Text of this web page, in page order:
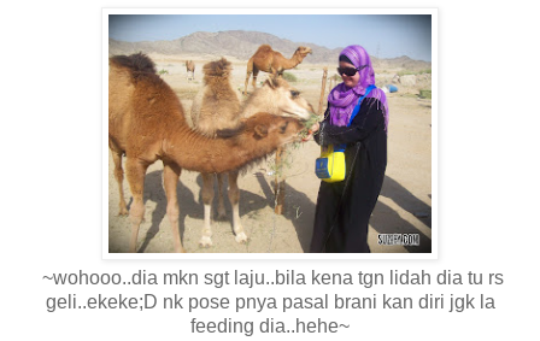
~wohooo..dia mkn sgt laju..bila kena tgn lidah dia tu rs
geli..ekeke;D nk pose pnya pasal brani kan diri jgk la
feeding dia..hehe~